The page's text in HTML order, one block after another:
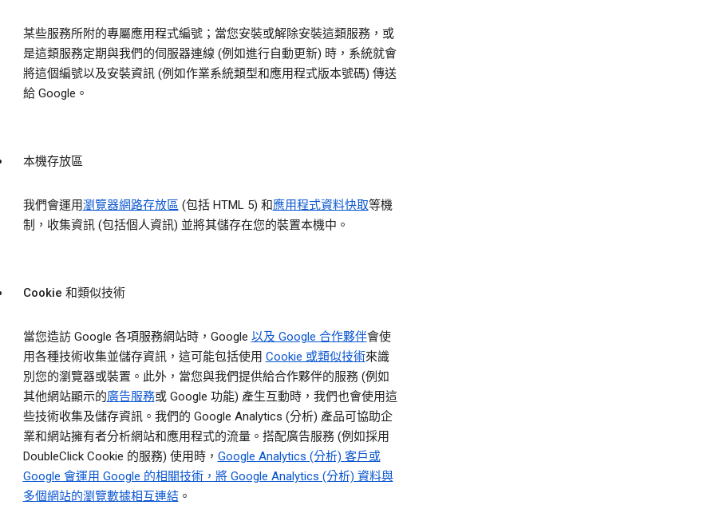
某些服務所附的專屬應用程式編號；當您安裝或解除安裝這類服務，或
是這類服務定期與我們的伺服器連線 (例如進行自動更新) 時，系統就會
將這個編號以及安裝資訊 (例如作業系統類型和應用程式版本號碼) 傳送
給 Google。
本機存放區
我們會運用瀏覽器網路存放區 (包括 HTML 5) 和應用程式資料快取等機
制，收集資訊 (包括個人資訊) 並將其儲存在您的裝置本機中。
Cookie 和類似技術
當您造訪 Google 各項服務網站時，Google 以及 Google 合作夥伴會使
用各種技術收集並儲存資訊，這可能包括使用 Cookie 或類似技術來識
別您的瀏覽器或裝置。此外，當您與我們提供給合作夥伴的服務 (例如
其他網站顯示的廣告服務或 Google 功能) 產生互動時，我們也會使用這
些技術收集及儲存資訊。我們的 Google Analytics (分析) 產品可協助企
業和網站擁有者分析網站和應用程式的流量。搭配廣告服務 (例如採用
DoubleClick Cookie 的服務) 使用時， Google Analytics (分析) 客戶或
Google 會運用 Google 的相關技術，將 Google Analytics (分析) 資料與
多個網站的瀏覽數據相互連結。